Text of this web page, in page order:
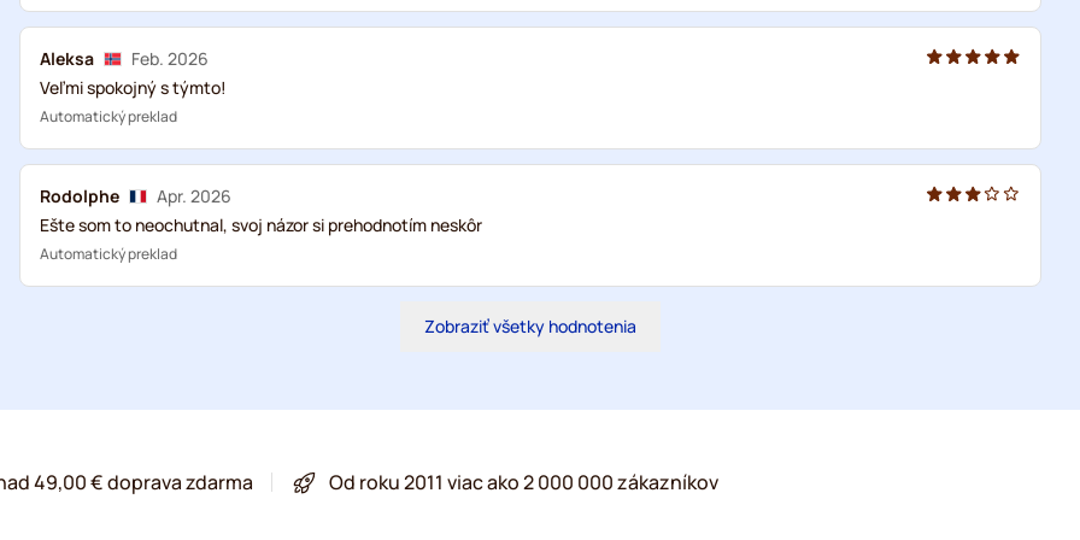
Aleksa
Feb. 2026
Veľmi spokojný s týmto!
Automatický preklad
Rodolphe
Apr. 2026
Ešte som to neochutnal, svoj názor si prehodnotím neskôr
Automatický preklad
Zobraziť všetky hodnotenia
49,00 € doprava zdarma Od roku 2011 viac ako 2 000 000 zákazníkov